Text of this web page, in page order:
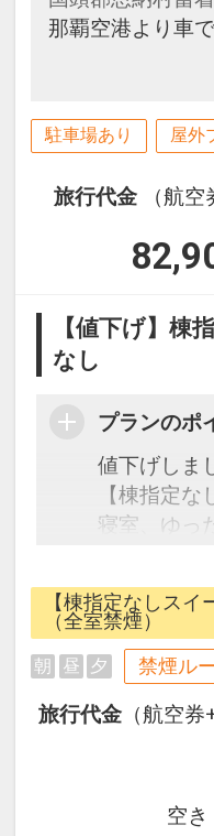
那覇空港より車
駐車場あり 屋外
旅行代金
（航
【値下げ】
なし
プランのポ
値下げしま
【棟指定
寝室、ゆっ
〈連泊特典
2連泊で館
一人様）
3連泊で館
一人様）
4連泊で館
・多種多
OK※数に
【棟指定なしス
（全室禁煙）
朝 昼 夕 禁煙ル
旅行代金 （航空
空き